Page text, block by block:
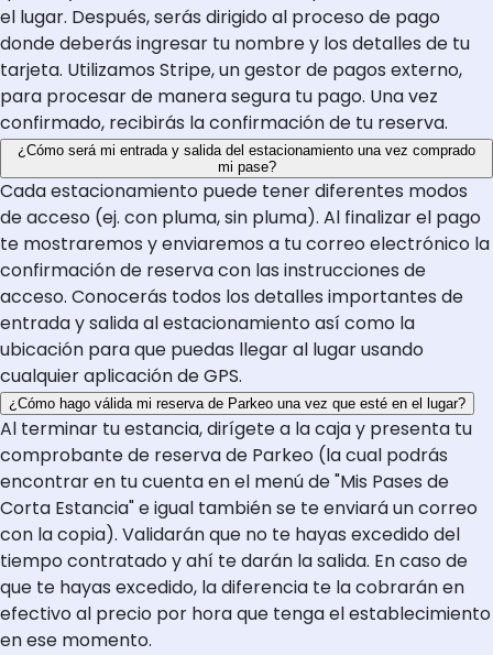
el lugar. Después, serás dirigido al proceso de pago
donde deberás ingresar tu nombre y los detalles de tu
tarjeta. Utilizamos Stripe, un gestor de pagos externo,
para procesar de manera segura tu pago. Una vez
confirmado, recibirás la confirmación de tu reserva.
¿Cómo será mi entrada y salida del estacionamiento una vez comprado
mi pase?
Cada estacionamiento puede tener diferentes modos
de acceso (ej. con pluma, sin pluma). Al finalizar el pago
te mostraremos y enviaremos a tu correo electrónico la
confirmación de reserva con las instrucciones de
acceso. Conocerás todos los detalles importantes de
entrada y salida al estacionamiento así como la
ubicación para que puedas llegar al lugar usando
cualquier aplicación de GPS.
¿Cómo hago válida mi reserva de Parkeo una vez que esté en el lugar?
Al terminar tu estancia, dirígete a la caja y presenta tu
comprobante de reserva de Parkeo (la cual podrás
encontrar en tu cuenta en el menú de "Mis Pases de
Corta Estancia" e igual también se te enviará un correo
con la copia). Validarán que no te hayas excedido del
tiempo contratado y ahí te darán la salida. En caso de
que te hayas excedido, la diferencia te la cobrarán en
efectivo al precio por hora que tenga el establecimiento
en ese momento.